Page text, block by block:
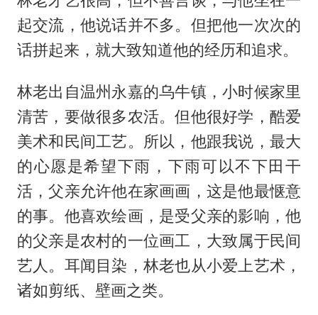
起交流，他说话并不多。但把他一次次的
话拼起来，就大致知道他的经历和追求。
林老出自温州永嘉的乌牛镇，小时候家里
清苦，要做很多农活。但他很好学，酷爱
美术和民间工艺。所以，他跟我说，最大
的心愿是希望下雨，下雨可以不下田干
活，父亲允许他在家画画，这是他最惬意
的事。他喜欢绘画，是受父亲的影响，他
的父亲是农村的一位画工，大致属于民间
艺人。耳闻目染，林老也从小爱上艺术，
诸如剪纸、壁画之类。